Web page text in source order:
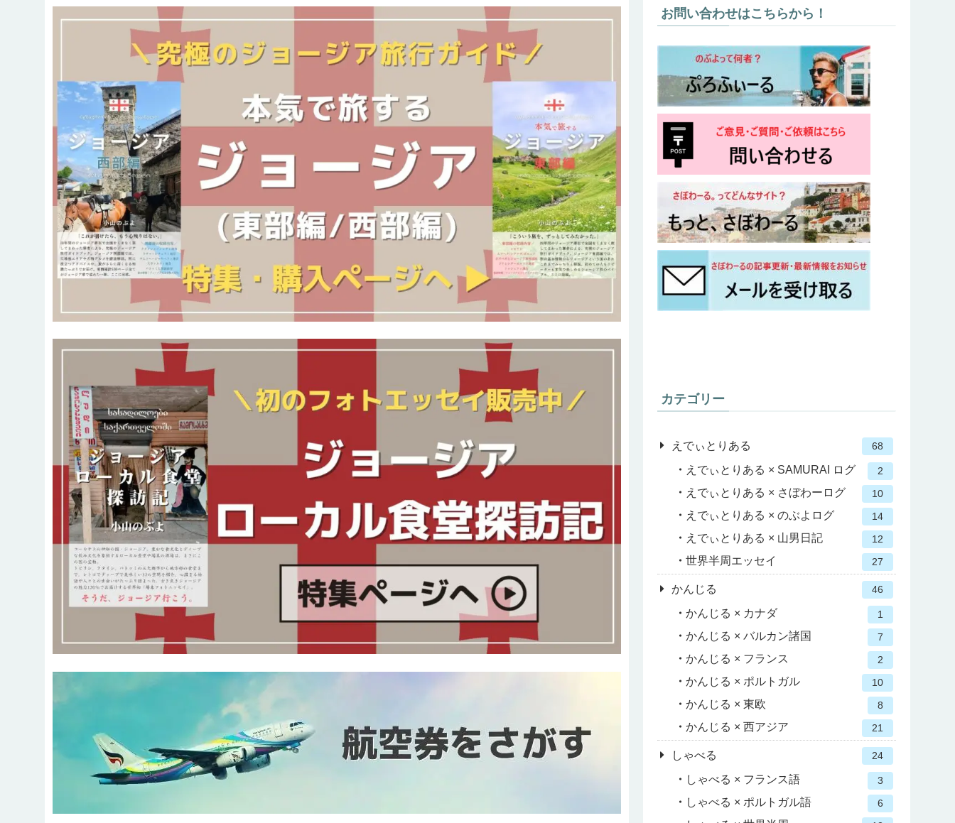
お問い合わせはこちらから！
カテゴリー
えでぃとりある 68
えでぃとりある × SAMURAI ログ 2
えでぃとりある × さぼわーログ 10
えでぃとりある × のぶよログ 14
えでぃとりある × 山男日記 12
世界半周エッセイ 27
かんじる 46
かんじる × カナダ 1
かんじる × バルカン諸国 7
かんじる × フランス 2
かんじる × ポルトガル 10
かんじる × 東欧 8
かんじる × 西アジア 21
しゃべる 24
しゃべる × フランス語 3
しゃべる × ポルトガル語 6